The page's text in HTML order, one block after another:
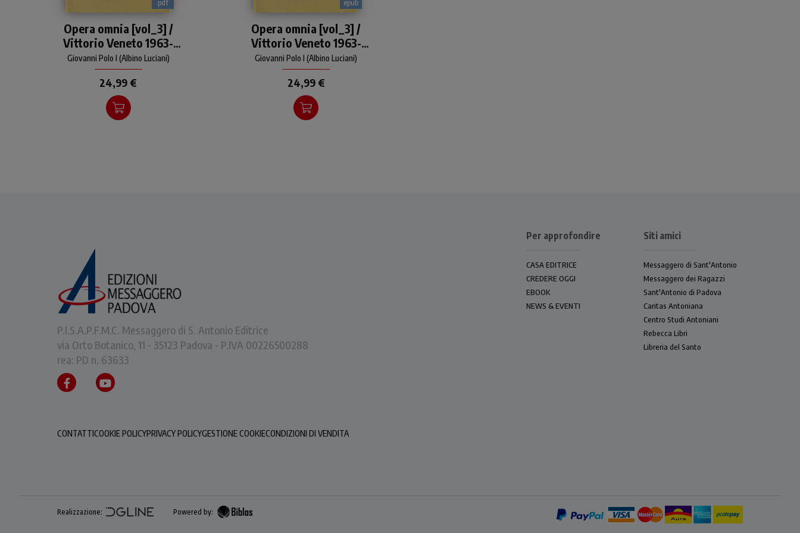
pdf
scritti di Giovanni Paolo I:
libri, articoli, discorsi, lettere
pastorali
Opera omnia [vol_3] /
Vittorio Veneto 1963-
1966. Discorsi, scritti,
articoli
Giovanni Polo I (Albino Luciani)
24,99 €
epub
scritti di Giovanni Paolo I:
libri, articoli, discorsi, lettere
pastorali
Opera omnia [vol_3] /
Vittorio Veneto 1963-
1966. Discorsi, scritti,
articoli
Giovanni Polo I (Albino Luciani)
24,99 €
P.I.S.A.P.F.M.C. Messaggero di S. Antonio Editrice
via Orto Botanico, 11 - 35123 Padova - P.IVA 00226500288
rea: PD n. 63633
CONTATTICOOKIE POLICYPRIVACY POLICYGESTIONE COOKIECONDIZIONI DI VENDITA
Per approfondire
CASA EDITRICE
CREDERE OGGI
EBOOK
NEWS & EVENTI
Siti amici
Messaggero di Sant'Antonio
Messaggero dei Ragazzi
Sant'Antonio di Padova
Caritas Antoniana
Centro Studi Antoniani
Rebecca Libri
Libreria del Santo
Realizzazione: Powered by: